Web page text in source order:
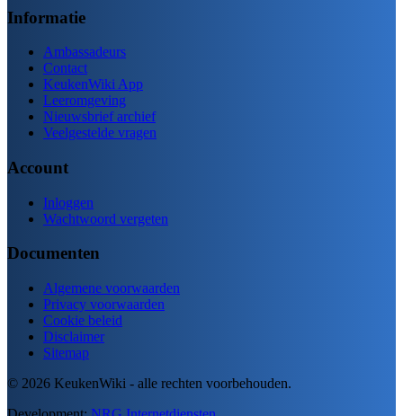
Informatie
Ambassadeurs
Contact
KeukenWiki App
Leeromgeving
Nieuwsbrief archief
Veelgestelde vragen
Account
Inloggen
Wachtwoord vergeten
Documenten
Algemene voorwaarden
Privacy voorwaarden
Cookie beleid
Disclaimer
Sitemap
© 2026 KeukenWiki - alle rechten voorbehouden.